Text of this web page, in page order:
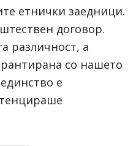
етнички заедници.
договор.
различност, а
со нашето
е